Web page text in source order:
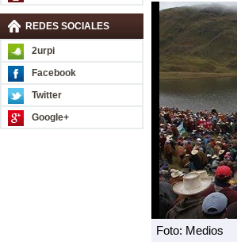
REDES SOCIALES
2urpi
Facebook
Twitter
Google+
Foto: Medios